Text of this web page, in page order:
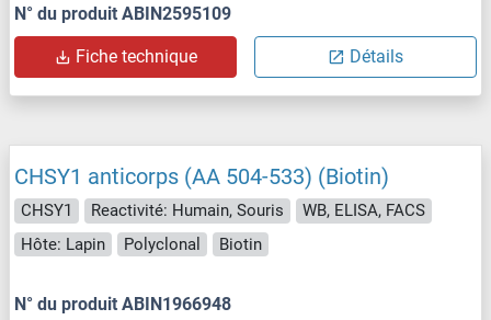
N° du produit ABIN2595109
Fiche technique Détails
CHSY1 anticorps (AA 504-533) (Biotin)
CHSY1 Reactivité: Humain, Souris
WB, ELISA, FACS
Hôte: Lapin
Polyclonal Biotin
N° du produit ABIN1966948